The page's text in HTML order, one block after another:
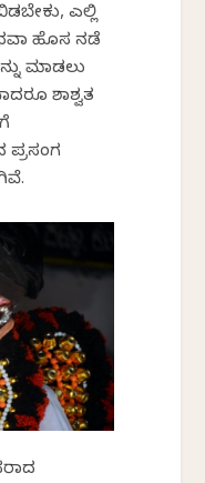
ಎಲ್ಲಿ
ಹೊಸ ನಡೆ
ಮಾಡಲು
ಶಾಶ್ವತ
ಪ್ರಸಂಗ